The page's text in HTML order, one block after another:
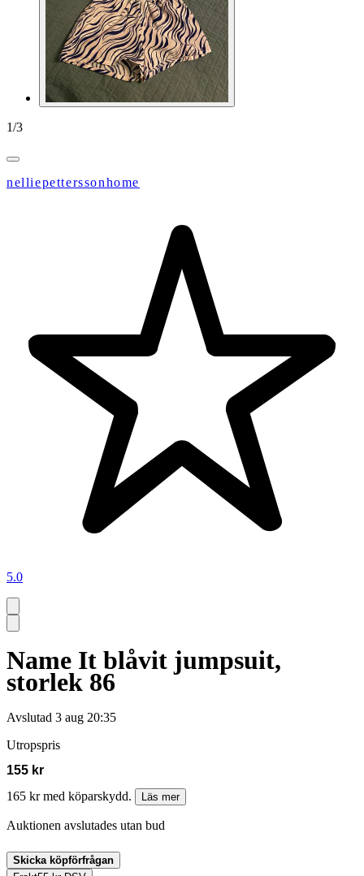
1/3
nelliepetterssonhome
5.0
Name It blåvit jumpsuit,
storlek 86
Avslutad 3 aug 20:35
Utropspris
155 kr
165 kr med köparskydd.
Läs mer
Auktionen avslutades utan bud
Skicka köpförfrågan